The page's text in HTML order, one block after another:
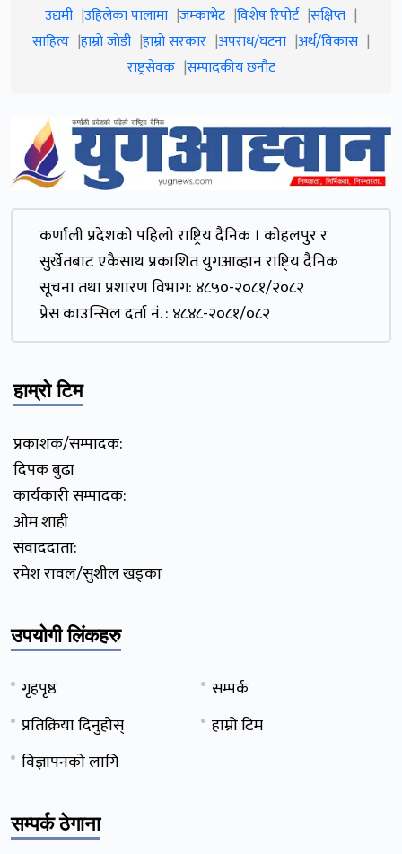
उद्यमी उहिलेका पालामा जम्काभेट विशेष रिपोर्ट संक्षिप्त
साहित्य हाम्रो जाेडी हाम्रो सरकार अपराध/घटना अर्थ/विकास
राष्ट्रसेवक सम्पादकीय छनौट
कर्णाली प्रदेशकाे पहिलाे राष्ट्रिय दैनिक । काेहलपुर र
सुर्खेतबाट एकैसाथ प्रकाशित युगआव्हान राष्टि्य दैनिक
सूचना तथा प्रशारण विभाग: ४८५०-२०८१/२०८२
प्रेस काउन्सिल दर्ता नं. : ४८४८-२०८१/०८२
हाम्रो टिम
प्रकाशक/सम्पादक:
दिपक बुढा
कार्यकारी सम्पादक:
ओम शाही
संवाददाता:
रमेश रावल/सुशील खड्का
उपयोगी लिंकहरु
गृहपृष्ठ
सम्पर्क
प्रतिक्रिया दिनुहोस्
हाम्रो टिम
विज्ञापनको लागि
सम्पर्क ठेगाना